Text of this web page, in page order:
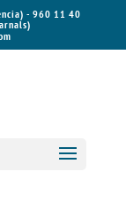
- 960 11 40